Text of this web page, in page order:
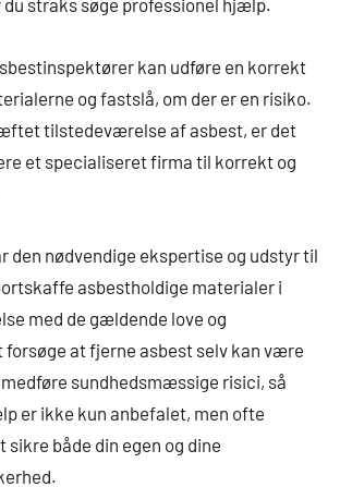
du straks søge professionel hjælp.
kan udføre en korrekt
og fastslå, om der er en risiko.
tilstedeværelse af asbest, er det
et specialiseret firma til korrekt og
den nødvendige ekspertise og udstyr til
asbestholdige materialer i
med de gældende love og
forsøge at fjerne asbest selv kan være
sundhedsmæssige risici, så
er ikke kun anbefalet, men ofte
sikre både din egen og dine